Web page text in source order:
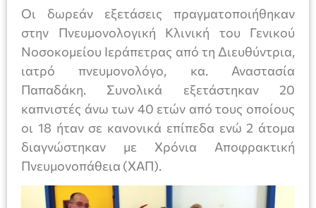
Οι δωρεάν εξετάσεις πραγματοποιήθηκαν
στην Πνευμονολογική Κλινική του Γενικού
Νοσοκομείου Ιεράπετρας από τη Διευθύντρια,
ιατρό πνευμονολόγο, κα. Αναστασία
Παπαδάκη. Συνολικά εξετάστηκαν 20
καπνιστές άνω των 40 ετών από τους οποίους
οι 18 ήταν σε κανονικά επίπεδα ενώ 2 άτομα
διαγνώστηκαν με Χρόνια Αποφρακτική
Πνευμονοπάθεια (ΧΑΠ).